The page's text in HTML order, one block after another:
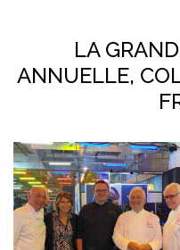
LA
ANNUELLE,